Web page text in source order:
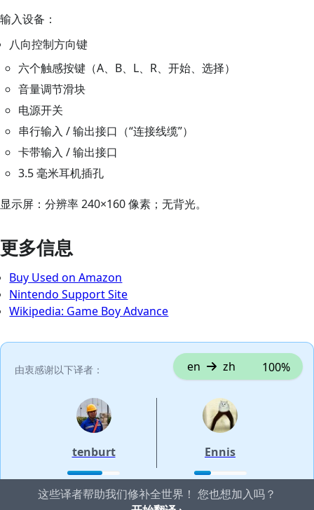
输入设备：
八向控制方向键
六个触感按键（A、B、L、R、开始、选择）
音量调节滑块
电源开关
串行输入 / 输出接口（“连接线缆”）
卡带输入 / 输出接口
3.5 毫米耳机插孔
显示屏：分辨率 240×160 像素；无背光。
更多信息
Buy Used on Amazon
Nintendo Support Site
Wikipedia: Game Boy Advance
由衷感谢以下译者： en zh 100%
tenburt Ennis
这些译者帮助我们修补全世界！ 您也想加入吗？